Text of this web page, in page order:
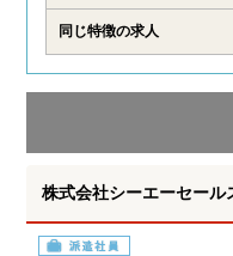
同じ特徴の求人
株式会社シーエーセー